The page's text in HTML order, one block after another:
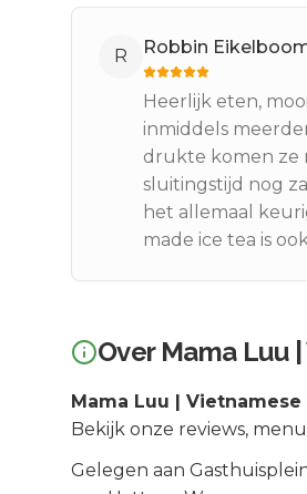
R Robbin
Heerlijk eten,
inmiddels
drukte komen ze
sluitingstijd nog
het allemaal
made ice tea is
Over Mama Luu
Mama Luu |
Bekijk onze reviews,
Gelegen aan Gasthuisplein